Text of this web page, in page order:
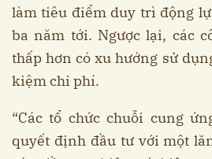
làm tiêu điểm duy trì động
ba năm tới. Ngược lại, các
thấp hơn có xu hướng sử
kiệm chi phí.
“Các tổ chức chuỗi cung
quyết định đầu tư với một